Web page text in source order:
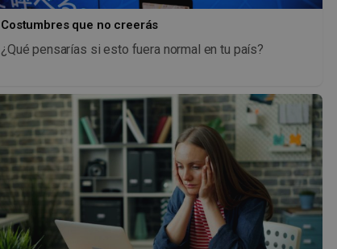
Costumbres que no creerás
¿Qué pensarías si esto fuera normal en tu país?